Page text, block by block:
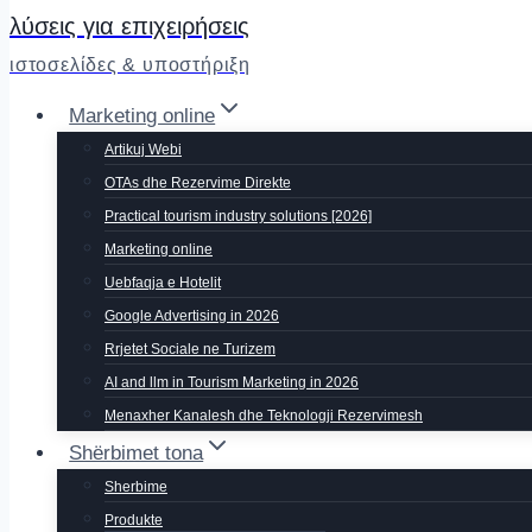
λύσεις για επιχειρήσεις
ιστοσελίδες & υποστήριξη
Marketing online
Artikuj Webi
OTAs dhe Rezervime Direkte
Practical tourism industry solutions [2026]
Marketing online
Uebfaqja e Hotelit
Google Advertising in 2026
Rrjetet Sociale ne Turizem
AI and llm in Tourism Marketing in 2026
Menaxher Kanalesh dhe Teknologji Rezervimesh
Shërbimet tona
Sherbime
Produkte